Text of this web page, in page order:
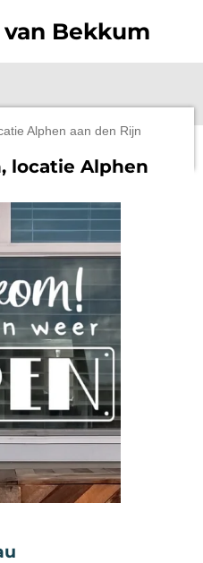
Bekkum
Alphen aan den Rijn
locatie Alphen